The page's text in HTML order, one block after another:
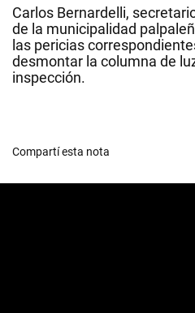
Carlos Bernardelli,
de la municipalidad
las pericias
desmontar la columna de
inspección.
Compartí esta nota